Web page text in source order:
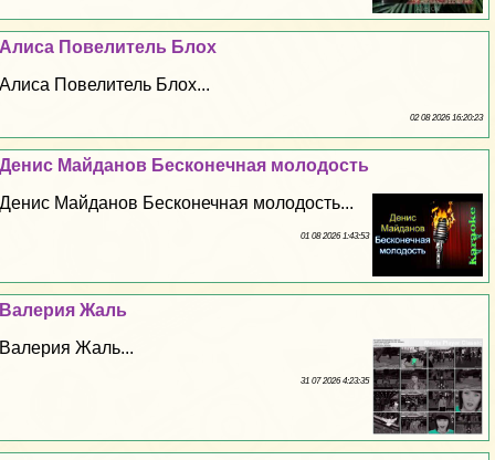
Алиса Повелитель Блох
Алиса Повелитель Блох...
02 08 2026 16:20:23
Денис Майданов Бесконечная молодость
Денис Майданов Бесконечная молодость...
01 08 2026 1:43:53
Валерия Жаль
Валерия Жаль...
31 07 2026 4:23:35